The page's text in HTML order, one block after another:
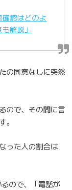
認はどのよ
解説」
の同意なしに突然
ので、その間に言
。
った人の割合は
ので、「電話が